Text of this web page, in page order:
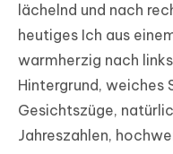
lächelnd und nach
heutiges Ich aus
warmherzig nach
Hintergrund, weiches
Gesichtszüge,
Jahreszahlen,